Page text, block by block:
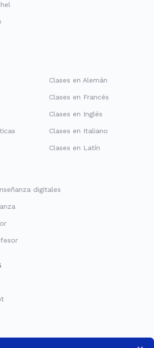
Clases en Alemán
Clases en Francés
Clases en Inglés
Clases en Italiano
Clases en Latín
digitales